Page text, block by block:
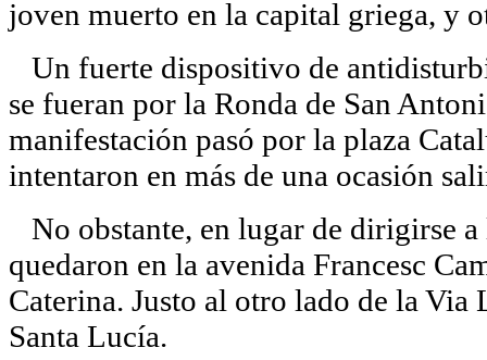
joven muerto en la capital griega, y
Un fuerte dispositivo de
se fueran por la Ronda de San
manifestación pasó por la plaza
intentaron en más de una ocasión
No obstante, en lugar de dirigirse a
quedaron en la avenida Francesc
Caterina. Justo al otro lado de la Via
Santa Lucía.